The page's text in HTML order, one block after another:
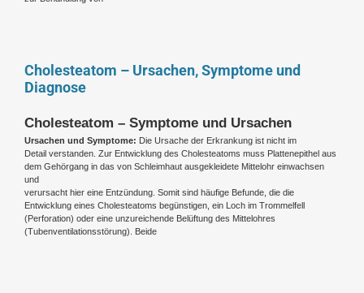
Cholesteatom – Ursachen, Symptome und
Diagnose
Cholesteatom – Symptome und Ursachen
Ursachen und Symptome: Die Ursache der Erkrankung ist nicht im
Detail verstanden. Zur Entwicklung des Cholesteatoms muss Plattenepithel aus
dem Gehörgang in das von Schleimhaut ausgekleidete Mittelohr einwachsen
und
verursacht hier eine Entzündung. Somit sind häufige Befunde, die die
Entwicklung eines Cholesteatoms begünstigen, ein Loch im Trommelfell
(Perforation) oder eine unzureichende Belüftung des Mittelohres
(Tubenventilationsstörung). Beide